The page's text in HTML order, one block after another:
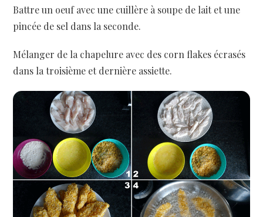
Battre un oeuf avec une cuillère à soupe de lait et une
pincée de sel dans la seconde.
Mélanger de la chapelure avec des corn flakes écrasés
dans la troisième et dernière assiette.